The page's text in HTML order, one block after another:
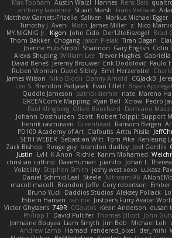
Max Topham Austin Walzl Hannes Rens Bais
anthony lawrence Stuart Marsh Frans Verbaas
Matthew Garnett-Frizelle Saliven Markus Michael Egger
Timothy J. Aveni Moth James Miller z Nico
MY.NIGNIG Jr. Kigon John Cido Der12teEisvogel Brad
Thom Bakker Chogang Jason Pielak Tiran Dagan
Joenne Hub-Strobl Shannon Gary English Colin
Alexis Shuping William Lee Trevor Hughes
David Beneš Jeremy Brouwer Erik Dodolović Paulo
Ruben Vroman David Sibley Emil Herzenstiel
James Wilson Niko Bidoli Danny Arnold CGJackB
Leo S Brendon Padjasek Evan Tillett Bryan
Quddle Jameson patrick siemer nate Mareno
GREENCom'e Mapping Ryan Bell Xcrow Pedro
Paul Klingberg Olivié Bouchard Damiano
Johann Oosthuizen Scott Robert Tolppi: Support
henrik rasmussen Greenheart Ransom Bergen
PD100 Academy of Art Clafoutis Arttu Piisila
SETH WEBER Sebastian Witt Tom Pike Kenleung
Zack Bishop
Rouge guy brandon dudley Joel Gordils
Justin
LvH K Anon Richie Karim Mohamed
christian cuttino DaveHuman juanito Johan L
Volatility Stephen Smith joshy west xoxo Łukasz
Daniel Schmid Leal Steele Nitrosimi96
macoll macoll
Brandon Joffe Cory robertson Ember
Bruno Yudi Daddios Studios Aleksey Pollack
Esbern Hansen ran nie Justper's Furry Avatar
Victor Ghyssens 749R CGautos Kevin Anderson dusan
Philipp T David Pulcifer Thomas Elliott John
Jermaine Bouyea Liam Smyth Jim Bob Michael Loh
Andrew Lamb Hamad rendered_pixel der_mihi